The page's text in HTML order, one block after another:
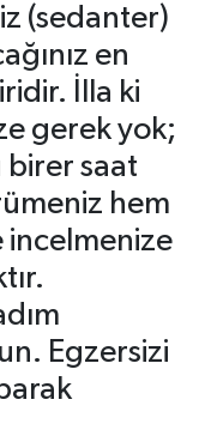
(sedanter)
en
İlla ki
gerek yok;
birer saat
hem
incelmenize
Egzersizi